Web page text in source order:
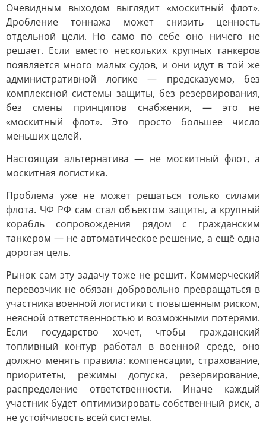
Очевидным выходом выглядит «москитный флот».
Дробление тоннажа может снизить ценность
отдельной цели. Но само по себе оно ничего не
решает. Если вместо нескольких крупных танкеров
появляется много малых судов, и они идут в той же
административной логике — предсказуемо, без
комплексной системы защиты, без резервирования,
без смены принципов снабжения, — это не
«москитный флот». Это просто большее число
меньших целей.
Настоящая альтернатива — не москитный флот, а
москитная логистика.
Проблема уже не может решаться только силами
флота. ЧФ РФ сам стал объектом защиты, а крупный
корабль сопровождения рядом с гражданским
танкером — не автоматическое решение, а ещё одна
дорогая цель.
Рынок сам эту задачу тоже не решит. Коммерческий
перевозчик не обязан добровольно превращаться в
участника военной логистики с повышенным риском,
неясной ответственностью и возможными потерями.
Если государство хочет, чтобы гражданский
топливный контур работал в военной среде, оно
должно менять правила: компенсации, страхование,
приоритеты, режимы допуска, резервирование,
распределение ответственности. Иначе каждый
участник будет оптимизировать собственный риск, а
не устойчивость всей системы.